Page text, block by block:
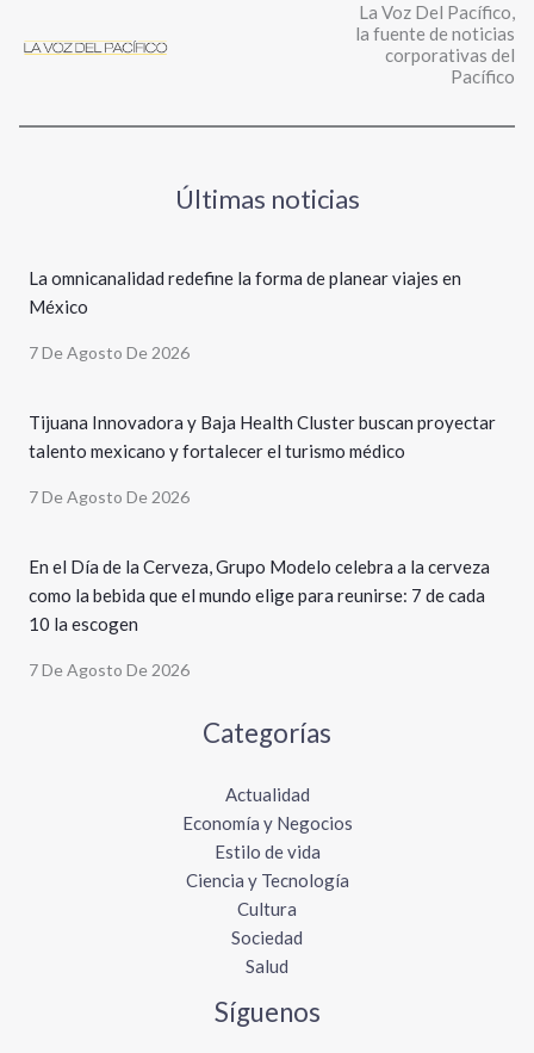
La Voz Del Pacífico,
la fuente de noticias
corporativas del
Pacífico
Últimas noticias
La omnicanalidad redefine la forma de planear viajes en
México
7 De Agosto De 2026
Tijuana Innovadora y Baja Health Cluster buscan proyectar
talento mexicano y fortalecer el turismo médico
7 De Agosto De 2026
En el Día de la Cerveza, Grupo Modelo celebra a la cerveza
como la bebida que el mundo elige para reunirse: 7 de cada
10 la escogen
7 De Agosto De 2026
Categorías
Actualidad
Economía y Negocios
Estilo de vida
Ciencia y Tecnología
Cultura
Sociedad
Salud
Síguenos